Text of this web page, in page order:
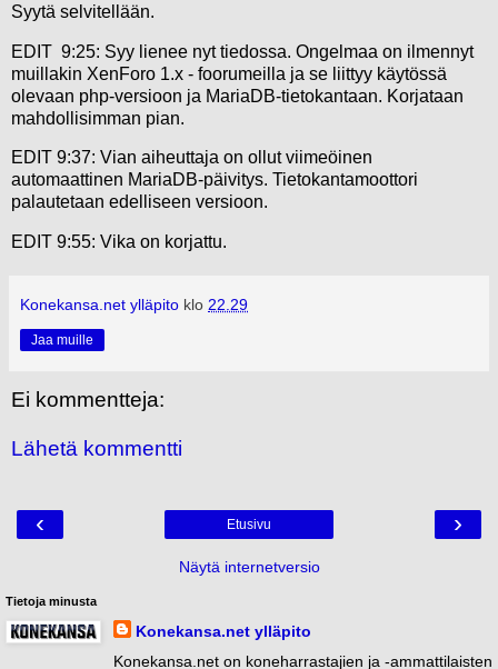
Syytä selvitellään.
EDIT 9:25: Syy lienee nyt tiedossa. Ongelmaa on ilmennyt
muillakin XenForo 1.x - foorumeilla ja se liittyy käytössä
olevaan php-versioon ja MariaDB-tietokantaan. Korjataan
mahdollisimman pian.
EDIT 9:37: Vian aiheuttaja on ollut viimeöinen
automaattinen MariaDB-päivitys. Tietokantamoottori
palautetaan edelliseen versioon.
EDIT 9:55: Vika on korjattu.
Konekansa.net ylläpito klo 22.29
Jaa muille
Ei kommentteja:
Lähetä kommentti
‹ ›
Etusivu
Näytä internetversio
Tietoja minusta
Konekansa.net ylläpito
Konekansa.net on koneharrastajien ja -ammattilaisten